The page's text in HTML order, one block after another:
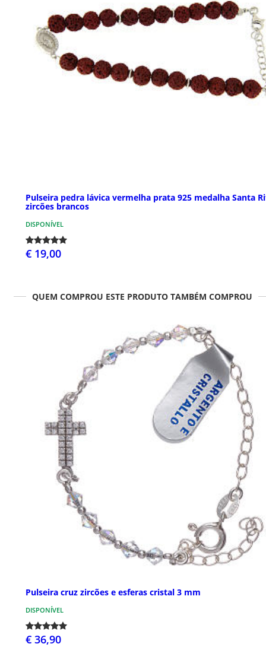
Pulseira pedra lávica vermelha prata 925 medalha Santa
zircões brancos
DISPONÍVEL
€ 19,00
QUEM COMPROU ESTE PRODUTO TAMBÉM COMPROU
Pulseira cruz zircões e esferas cristal 3 mm
DISPONÍVEL
€ 36,90